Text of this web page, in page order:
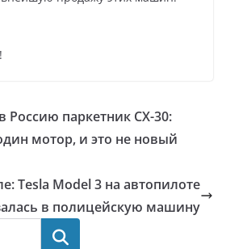
Россию паркетник CX-30:
мотор, и это не новый
Tesla Model 3 на автопилоте
в полицейскую машину
Поиск